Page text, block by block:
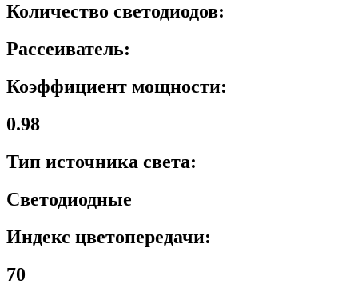
Количество светодиодов:
Рассеиватель:
Коэффициент мощности:
0.98
Тип источника света:
Светодиодные
Индекс цветопередачи:
70